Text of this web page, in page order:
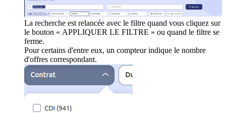
La recherche est relancée avec le filtre quand vous cliquez sur
le bouton « APPLIQUER LE FILTRE » ou quand le filtre se
ferme.
Pour certains d'entre eux, un compteur indique le nombre
d'offres correspondant.